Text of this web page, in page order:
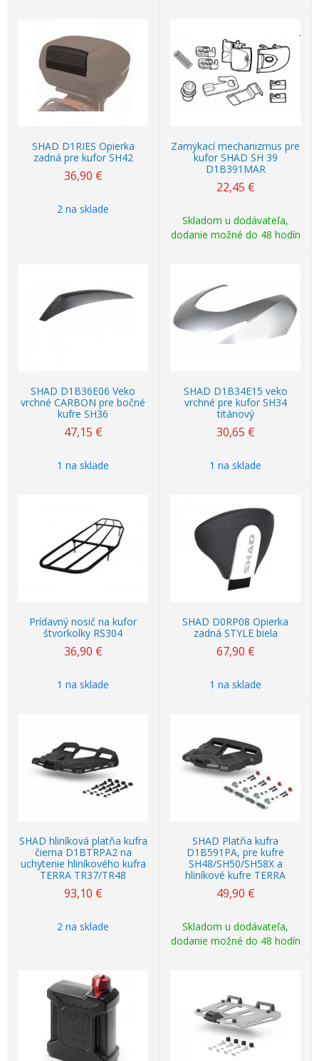
SHAD D1RIES Opierka
zadná pre kufor SH42
36,90 €
2 na sklade
Zamykací mechanizmus pre
kufor SHAD SH 39
D1B391MAR
22,45 €
Skladom u dodávateľa,
dodanie možné do 48 hodín
SHAD D1B36E06 Veko
vrchné CARBON pre bočné
kufre SH36
47,15 €
1 na sklade
SHAD D1B34E15 veko
vrchné pre kufor SH34
titánový
30,65 €
1 na sklade
Prídavný nosič na kufor
štvorkolky RS304
36,90 €
1 na sklade
SHAD D0RP08 Opierka
zadná STYLE biela
67,90 €
1 na sklade
SHAD hliníková platňa kufra
čierna D1BTRPA2 na
uchytenie hliníkového kufra
TERRA TR37/TR48
93,10 €
2 na sklade
SHAD Platňa kufra
D1B591PA, pre kufre
SH48/SH50/SH58X a
hliníkové kufre TERRA
49,90 €
Skladom u dodávateľa,
dodanie možné do 48 hodín